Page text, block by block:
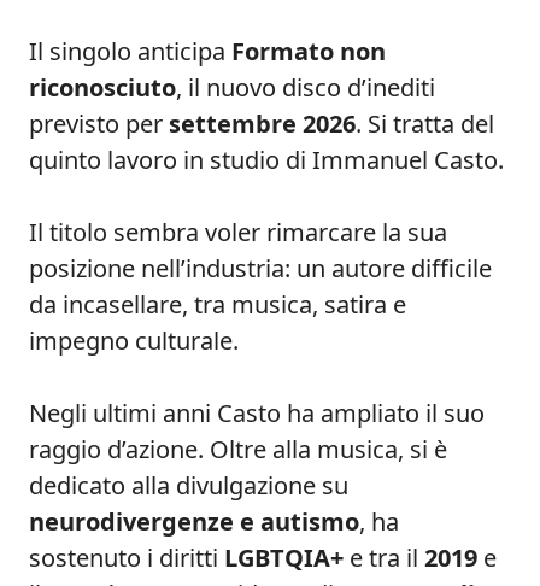
Il singolo anticipa Formato non
riconosciuto, il nuovo disco d’inediti
previsto per settembre 2026. Si tratta del
quinto lavoro in studio di Immanuel Casto.
Il titolo sembra voler rimarcare la sua
posizione nell’industria: un autore difficile
da incasellare, tra musica, satira e
impegno culturale.
Negli ultimi anni Casto ha ampliato il suo
raggio d’azione. Oltre alla musica, si è
dedicato alla divulgazione su
neurodivergenze e autismo, ha
sostenuto i diritti LGBTQIA+ e tra il 2019 e